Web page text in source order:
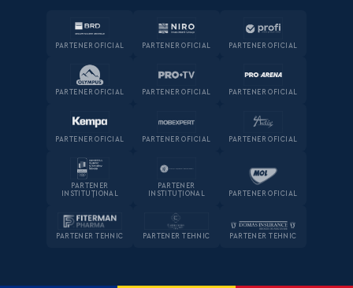
PARTENER OFICIAL PARTENER OFICIAL PARTENER OFICIAL
PARTENER OFICIAL PARTENER OFICIAL PARTENER OFICIAL
PARTENER OFICIAL PARTENER OFICIAL PARTENER OFICIAL
PARTENER
INSTITUȚIONAL
PARTENER
INSTITUȚIONAL
PARTENER OFICIAL
PARTENER TEHNIC PARTENER TEHNIC PARTENER TEHNIC